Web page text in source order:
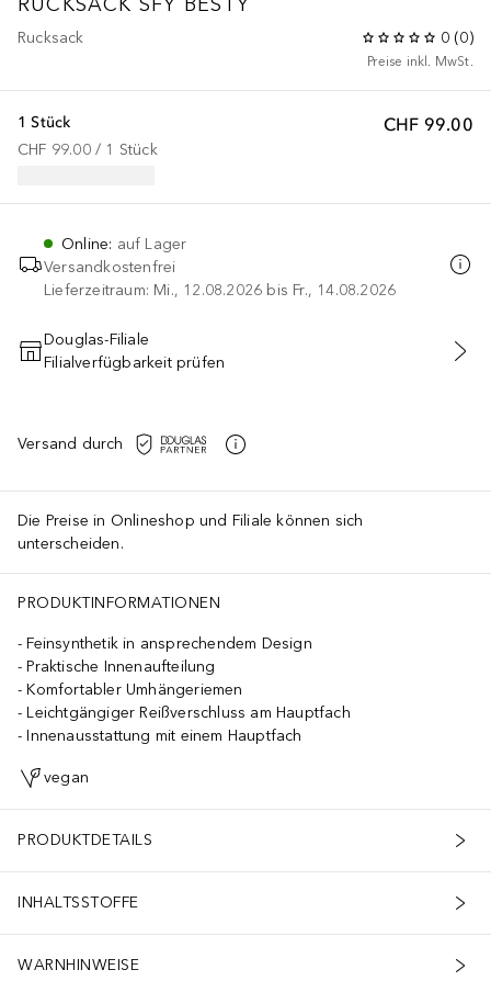
Rucksack 0 (0)
Preise inkl. MwSt.
CHF 99.00
1 Stück
CHF 99.00 / 1 Stück
Online: auf Lager
Versandkostenfrei
Lieferzeitraum: Mi., 12.08.2026 bis Fr., 14.08.2026
IN DEN WARENKORB
Douglas-Filiale
Filialverfügbarkeit prüfen
Versand durch
Die Preise in Onlineshop und Filiale können sich
unterscheiden.
PRODUKTINFORMATIONEN
Feinsynthetik in ansprechendem Design
Praktische Innenaufteilung
Komfortabler Umhängeriemen
Leichtgängiger Reißverschluss am Hauptfach
Innenausstattung mit einem Hauptfach
vegan
PRODUKTDETAILS
INHALTSSTOFFE
WARNHINWEISE